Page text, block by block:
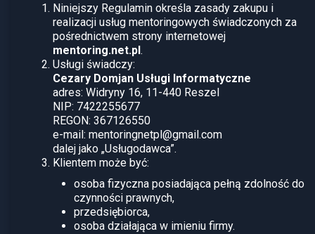
Niniejszy Regulamin określa zasady zakupu i
realizacji usług mentoringowych świadczonych za
pośrednictwem strony internetowej
mentoring.net.pl.
Usługi świadczy:
Cezary Domjan Usługi Informatyczne
adres: Widryny 16, 11-440 Reszel
NIP: 7422255677
REGON: 367126550
e-mail: mentoringnetpl@gmail.com
dalej jako „Usługodawca”.
Klientem może być:
osoba fizyczna posiadająca pełną zdolność do
czynności prawnych,
przedsiębiorca,
osoba działająca w imieniu firmy.